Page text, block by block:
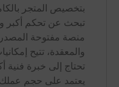
بتخصيص المتجر
منصة مفتوحة المصدر
والمعقدة، تتيح
تحتاج إلى خبرة فنية
يعتمد على حجم